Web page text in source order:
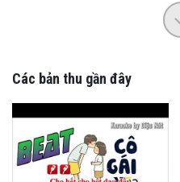
Các bản thu gần đây